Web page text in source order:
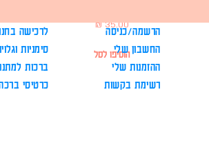
מחיר‏35.00 ‏₪
הוסיפו לסל
לרכישה
סימניות
ברכות
כרטיסי
הרשמה/כניסה
החשבון שלי
ההזמנות שלי
רשימת בקשות